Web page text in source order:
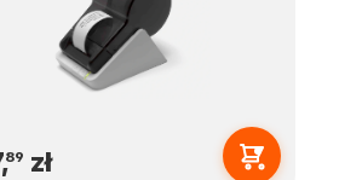
89 zł